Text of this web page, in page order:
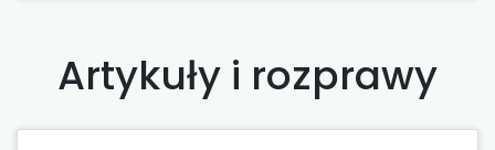
Artykuły i rozprawy